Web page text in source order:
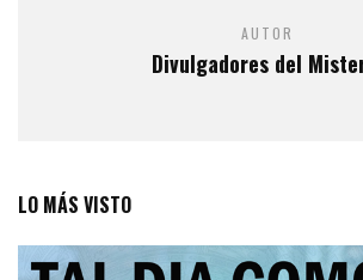
AUTOR
Divulgadores del
LO MÁS VISTO